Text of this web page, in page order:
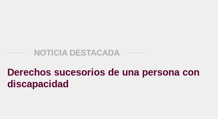
NOTICIA DESTACADA
Derechos sucesorios de una persona con
discapacidad